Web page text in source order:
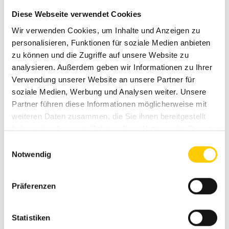
Diese Webseite verwendet Cookies
Wir verwenden Cookies, um Inhalte und Anzeigen zu
personalisieren, Funktionen für soziale Medien anbieten
zu können und die Zugriffe auf unsere Website zu
analysieren. Außerdem geben wir Informationen zu Ihrer
Verwendung unserer Website an unsere Partner für
soziale Medien, Werbung und Analysen weiter. Unsere
Partner führen diese Informationen möglicherweise mit
weiteren Daten zusammen, die Sie ihnen bereitgestellt
haben oder die sie im Rahmen Ihrer Nutzung der Dienste
Notwendig
Präferenzen
Statistiken
Kernsortiment der Firma WAREMA, einem führenden
europäischen Hersteller innovativer
Sonnenschutzprodukte.
ObLamellendächeroder Markisen, WAREMA-
Produkte sindinnovativ, qualitativ hochwertig und
funktional überzeugend
. Daneben treffen Sie hier
immer eine individuelle Wahl, denn was Stoffe,
Dessins, Materialien, technische Gestaltung und
Zusatzausstattung angeht, ist die WAREMA
Produktpalette nicht nur bei Markisenlösungen
äußerst vielseitig. Darüber hinaus bietet der
Outdoor-Living Produkte.